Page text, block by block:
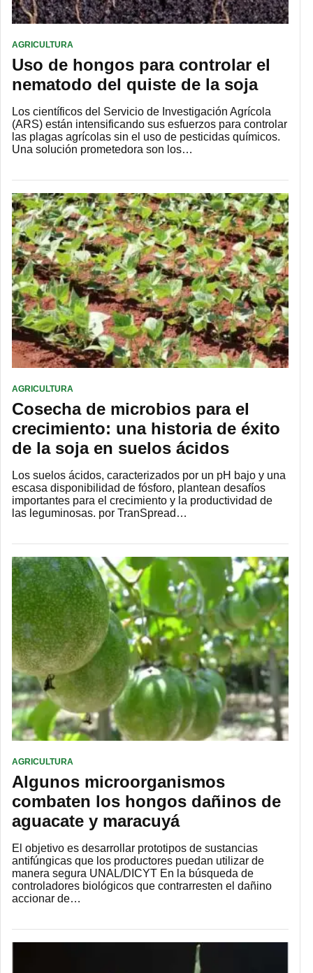
AGRICULTURA
Uso de hongos para controlar el
nematodo del quiste de la soja
Los científicos del Servicio de Investigación Agrícola
(ARS) están intensificando sus esfuerzos para controlar
las plagas agrícolas sin el uso de pesticidas químicos.
Una solución prometedora son los…
AGRICULTURA
Cosecha de microbios para el
crecimiento: una historia de éxito
de la soja en suelos ácidos
Los suelos ácidos, caracterizados por un pH bajo y una
escasa disponibilidad de fósforo, plantean desafíos
importantes para el crecimiento y la productividad de
las leguminosas. por TranSpread…
AGRICULTURA
Algunos microorganismos
combaten los hongos dañinos de
aguacate y maracuyá
El objetivo es desarrollar prototipos de sustancias
antifúngicas que los productores puedan utilizar de
manera segura UNAL/DICYT En la búsqueda de
controladores biológicos que contrarresten el dañino
accionar de…